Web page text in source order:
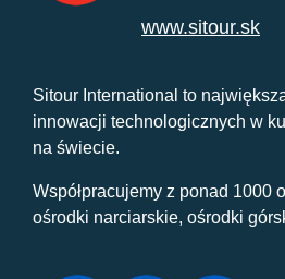
www.sitour.sk
Sitour International to
innowacji technologicznych w
na świecie.
Współpracujemy z ponad 1000
ośrodki narciarskie, ośrodki